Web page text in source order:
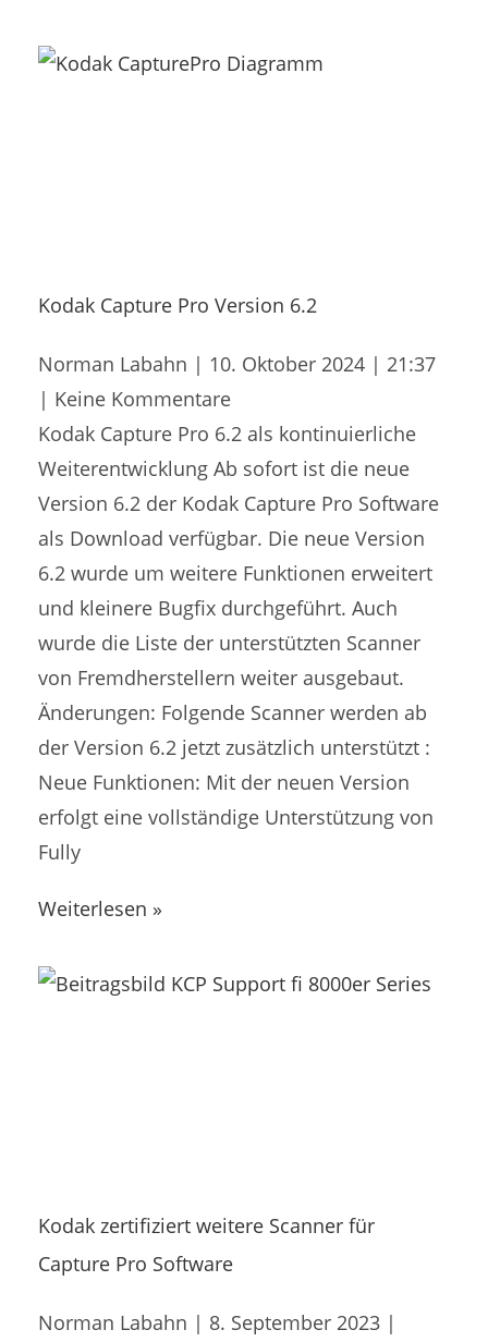
Kodak Capture Pro Version 6.2
Norman Labahn 10. Oktober 2024
21:37
Keine Kommentare
Kodak Capture Pro 6.2 als kontinuierliche
Weiterentwicklung Ab sofort ist die neue
Version 6.2 der Kodak Capture Pro Software
als Download verfügbar. Die neue Version
6.2 wurde um weitere Funktionen erweitert
und kleinere Bugfix durchgeführt. Auch
wurde die Liste der unterstützten Scanner
von Fremdherstellern weiter ausgebaut.
Änderungen: Folgende Scanner werden ab
der Version 6.2 jetzt zusätzlich unterstützt :
Neue Funktionen: Mit der neuen Version
erfolgt eine vollständige Unterstützung von
Fully
Weiterlesen »
Kodak zertifiziert weitere Scanner für
Capture Pro Software
Norman Labahn
8. September 2023